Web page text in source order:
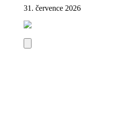
31. července 2026